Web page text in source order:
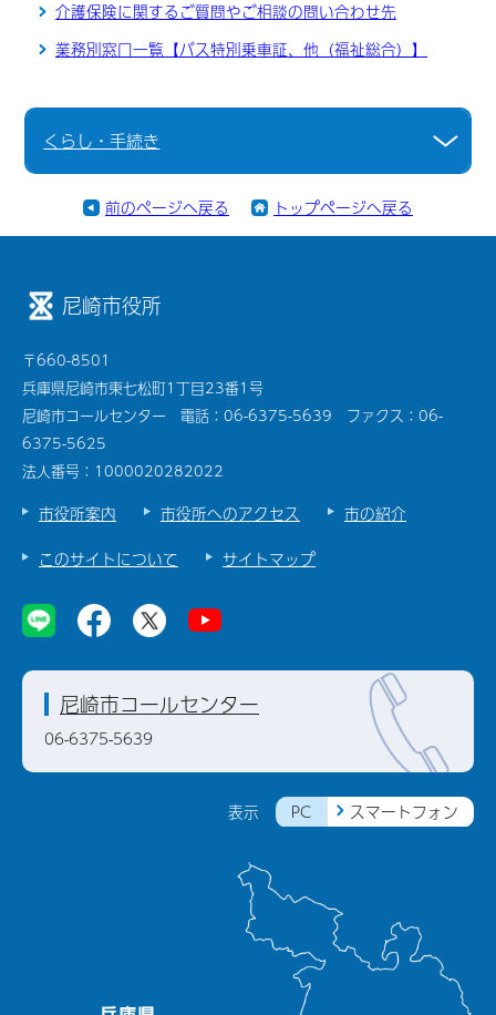
介護保険に関するご質問やご相談の問い合わせ先
業務別窓口一覧【バス特別乗車証、他（福祉総合）】
くらし・手続き
前のページへ戻る トップページへ戻る
尼崎市役所
〒660-8501
兵庫県尼崎市東七松町1丁目23番1号
尼崎市コールセンター 電話：06-6375-5639 ファクス：06-
6375-5625
法人番号：1000020282022
市役所案内 市役所へのアクセス
市の紹介
このサイトについて
サイトマップ
表示 PC スマートフォン
尼崎市コールセンター
06-6375-5639